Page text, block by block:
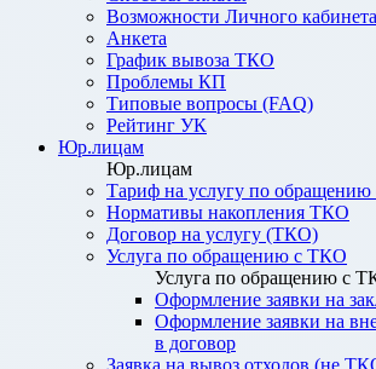
Возможности Личного кабинета
Анкета
График вывоза ТКО
Проблемы КП
Типовые вопросы (FAQ)
Рейтинг УК
Юр.лицам
Юр.лицам
Тариф на услугу по
Нормативы накопления ТКО
Договор на услугу (ТКО)
Услуга по обращению с ТКО
Услуга по обращению с
Оформление заявки на
Оформление заявки на
в договор
Заявка на вывоз отходов (не